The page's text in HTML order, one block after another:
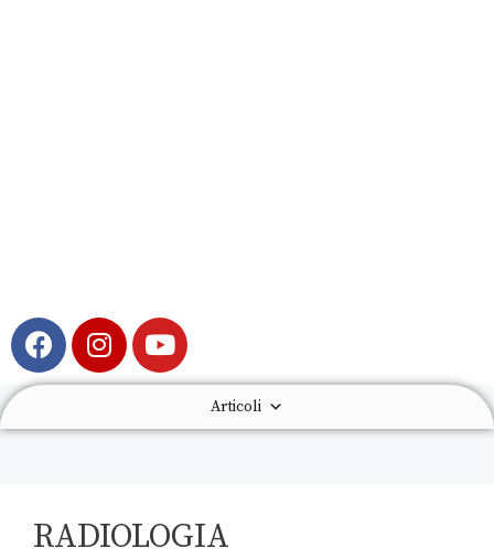
Articoli
RADIOLOGIA